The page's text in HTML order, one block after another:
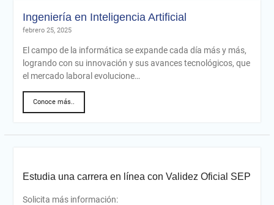
Ingeniería en Inteligencia Artificial
febrero 25, 2025
El campo de la informática se expande cada día más y más,
logrando con su innovación y sus avances tecnológicos, que
el mercado laboral evolucione…
Conoce más..
Estudia una carrera en línea con Validez Oficial SEP
Solicita más información: